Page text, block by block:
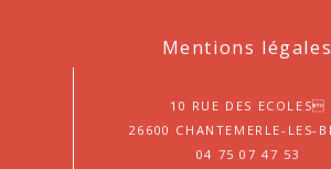
Mentions légales
10 Rue des Ecoles
26600 Chantemerle-les-
04 75 07 47 53